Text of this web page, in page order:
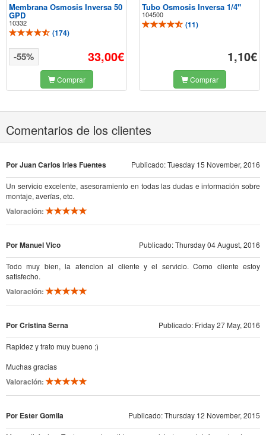
Membrana Osmosis Inversa 50
GPD
10332
(174)
33,00€
-55%
Comprar
Tubo Osmosis Inversa 1/4"
104500
(11)
1,10€
Comprar
Comentarios de los clientes
Por Juan Carlos Irles Fuentes Publicado: Tuesday 15 November, 2016
Un servicio excelente, asesoramiento en todas las dudas e información sobre
montaje, averías, etc.
Valoración:
Por Manuel Vico Publicado: Thursday 04 August, 2016
Todo muy bien, la atencion al cliente y el servicio. Como cliente estoy
satisfecho.
Valoración:
Por Cristina Serna Publicado: Friday 27 May, 2016
Rapidez y trato muy bueno ;)
Muchas gracias
Valoración:
Por Ester Gomila Publicado: Thursday 12 November, 2015